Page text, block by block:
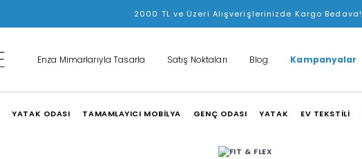
2000 TL ve Üzeri Alışverişlerinizde Kargo Bedava!
Enza Mimarlarıyla Tasarla Satış Noktaları Blog Kampanyalar
YATAK ODASI TAMAMLAYICI MOBİLYA GENÇ ODASI YATAK EV TEKSTİLİ